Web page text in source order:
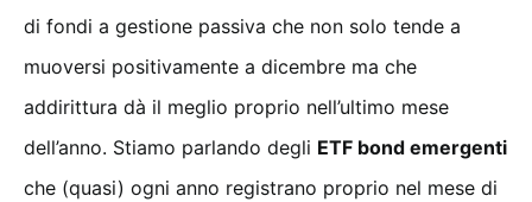
di fondi a gestione passiva che non solo tende a
muoversi positivamente a dicembre ma che
addirittura dà il meglio proprio nell’ultimo mese
dell’anno. Stiamo parlando degli ETF bond emergenti
che (quasi) ogni anno registrano proprio nel mese di